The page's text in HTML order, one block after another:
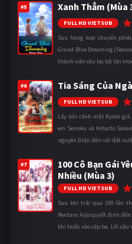
#5 Xanh Thẳm (Mùa
FULL HD VIETSUB
Sau hàng loạt chuyến
Grand Blue Dreaming
thành viên câu lạc bộ lặn
#6 Tia Sáng Của
FULL HD VIETSUB
Lấy bối cảnh một Kyoto
em Seiroku và Kihachi
nguyên Điện đến với đất
#7
100 Cô Bạn Gái
Nhiều (Mùa 3)
FULL HD VIETSUB
Sau khi trải qua 100 lần
Rentaro Aijo quyết định
khi bước vào cấp ba. Lời cầu